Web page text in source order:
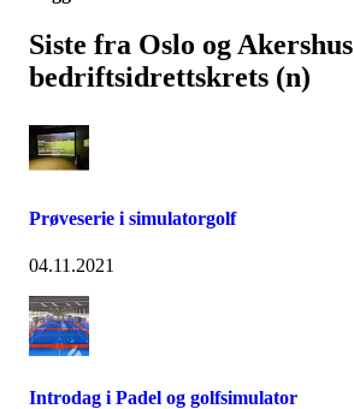
Siste fra Oslo og Akershus
bedriftsidrettskrets (n)
Prøveserie i simulatorgolf
04.11.2021
Introdag i Padel og golfsimulator